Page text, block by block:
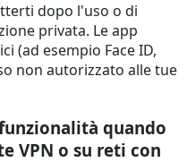
dopo l'uso o di
privata. Le app
(ad esempio Face ID,
non autorizzato alle tue
quando
VPN o su reti con